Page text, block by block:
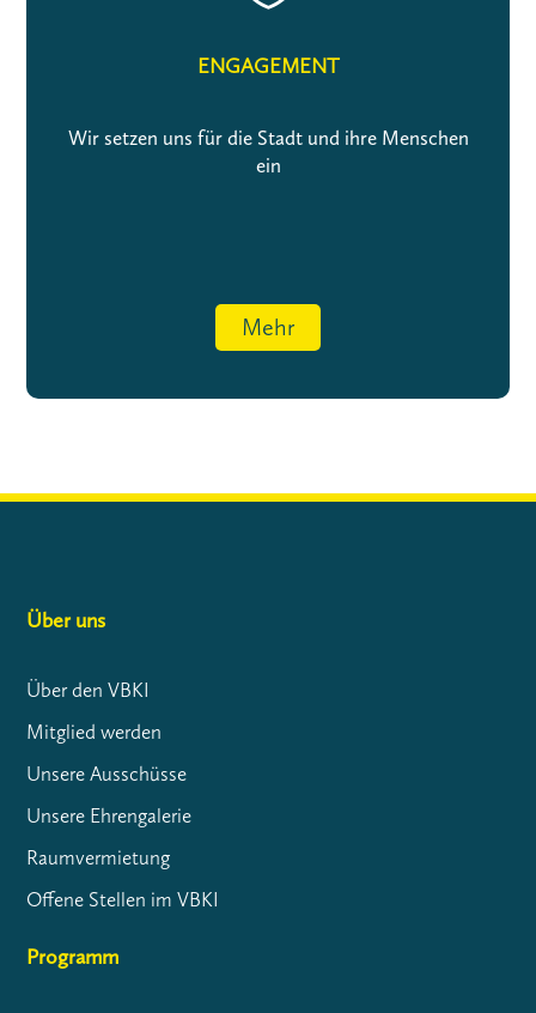
ENGAGEMENT
Wir setzen uns für die Stadt und ihre Menschen
ein
Mehr
Über uns
Über den VBKI
Mitglied werden
Unsere Ausschüsse
Unsere Ehrengalerie
Raumvermietung
Offene Stellen im VBKI
Programm